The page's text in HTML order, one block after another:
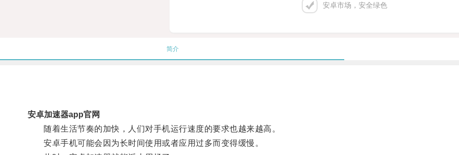
安卓市场，安全绿色
简介
安卓加速器app官网
随着生活节奏的加快，人们对手机运行速度的要求也越来越高。
安卓手机可能会因为长时间使用或者应用过多而变得缓慢。